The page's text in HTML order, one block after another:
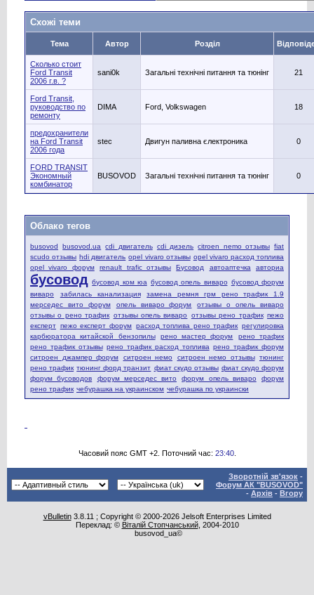
Схожі теми
Тема Автор Розділ
Сколько стоит
Ford Transit
2006 г.в. ?
sani0k Загальні технічні питання та тюнінг 21
Ford Transit,
руководство по
ремонту
DIMA Ford, Volkswagen 18
предохранители
на Ford Transit
2006 года
stec Двигун паливна єлектроника 0
FORD TRANSIT
Экономный
комбинатор
BUSOVOD Загальні технічні питання та тюнінг 0
Облако тегов
busovod busovod.ua cdi двигатель cdi дизель citroen nemo отзывы fiat
scudo отзывы hdi двигатель opel vivaro отзывы opel vivaro расход топлива
opel vivaro форум
renault trafic отзывы Бусовод автоаптечка авториа
бусовод бусовод ком юа бусовод опель виваро бусовод форум
виваро
забилась канализация
замена ремня грм рено трафик 1.9
мерседес вито форум
опель виваро форум
отзывы о опель виваро
отзывы о рено трафик отзывы опель виваро отзывы рено трафик пежо
експерт пежо експерт форум расход топлива рено трафик регулировка
карбюратора китайской бензопилы
рено мастер форум
рено трафик
рено трафик отзывы рено трафик расход топлива рено трафик форум
ситроен джампер форум
ситроен немо ситроен немо отзывы тюнинг
рено трафик тюнинг форд транзит фиат скудо отзывы фиат скудо форум
форум бусоводов
форум мерседес вито форум опель виваро
форум
рено трафик чебурашка на украинском чебурашка по украински
Часовий пояс GMT +2. Поточний час: 23:40.
Зворотній зв'язок -
Форум АК "BUSOVOD"
- Архів - Вгору
vBulletin3.8.11 ; Copyright © 2000-2026 Jelsoft Enterprises Limited
Переклад: © Віталій Стопчанський, 2004-2010
busovod_ua©